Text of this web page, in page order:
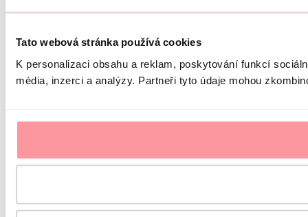
Tato webová stránka používá cookies
K personalizaci obsahu a reklam, poskytování funkcí
média, inzerci a analýzy. Partneři tyto údaje mohou